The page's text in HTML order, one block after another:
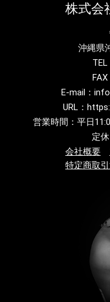
株式会
沖縄県
TEL
E-mail：
URL：
営業時間：平日
定
会社概要
特定商取